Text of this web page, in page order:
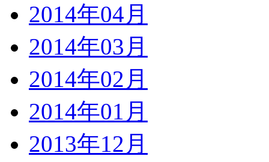
2014年04月
2014年03月
2014年02月
2014年01月
2013年12月